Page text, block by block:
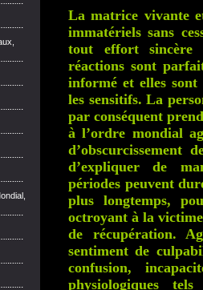
La matrice vivante
immatériels sans
tout effort sincère
réactions sont
informé et elles sont
les sensitifs. La
par conséquent
à l’ordre mondial
d’obscurcissement
d’expliquer de
périodes peuvent
plus longtemps,
octroyant à la
de récupération.
sentiment de
confusion,
physiologiques